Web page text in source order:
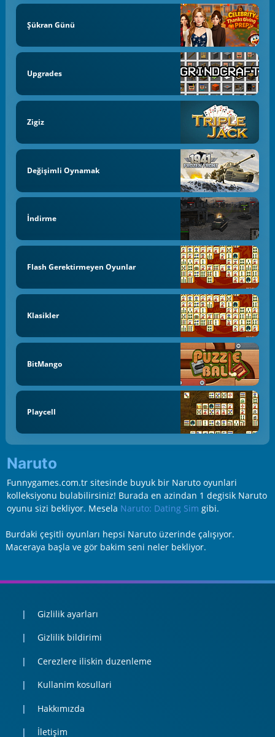
Şükran Günü
Upgrades
Zigiz
Değişimli Oynamak
İndirme
Flash Gerektirmeyen Oyunlar
Klasikler
BitMango
Playcell
Naruto
Funnygames.com.tr sitesinde buyuk bir Naruto oyunlari
kolleksiyonu bulabilirsiniz! Burada en azindan 1 degisik Naruto
oyunu sizi bekliyor. Mesela Naruto: Dating Sim gibi.
Burdaki çeşitli oyunları hepsi Naruto üzerinde çalışıyor.
Maceraya başla ve gör bakim seni neler bekliyor.
Gizlilik ayarları
Gizlilik bildirimi
Cerezlere iliskin duzenleme
Kullanim kosullari
Hakkımızda
İletişim